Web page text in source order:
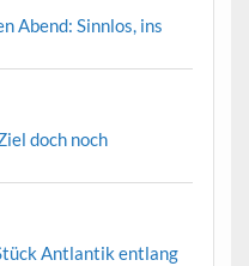
Abend: Sinnlos, ins
doch noch
Antlantik entlang